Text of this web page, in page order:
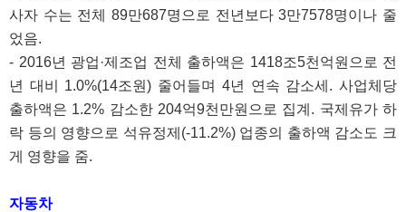
사자 수는 전체 89만687명으로 전년보다 3만7578명이나 줄
었음.
- 2016년 광업·제조업 전체 출하액은 1418조5천억원으로 전
년 대비 1.0%(14조원) 줄어들며 4년 연속 감소세. 사업체당
출하액은 1.2% 감소한 204억9천만원으로 집계. 국제유가 하
락 등의 영향으로 석유정제(-11.2%) 업종의 출하액 감소도 크
게 영향을 줌.
자동차